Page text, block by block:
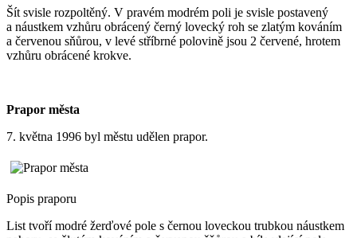
Šít svisle rozpoltěný. V pravém modrém poli je svisle postavený
a náustkem vzhůru obrácený černý lovecký roh se zlatým kováním
a červenou sňůrou, v levé stříbrné polovině jsou 2 červené, hrotem
vzhůru obrácené krokve.
Prapor města
7. května 1996 byl městu udělen prapor.
Popis praporu
List tvoří modré žerďové pole s černou loveckou trubkou náustkem